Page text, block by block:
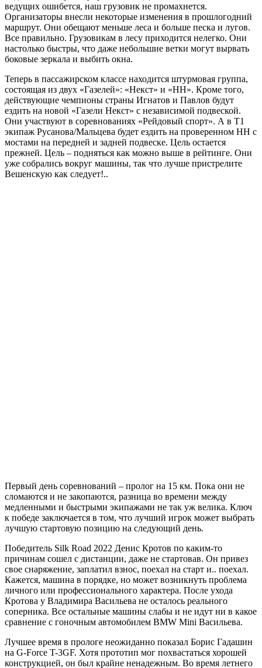
ведущих ошибется, наш грузовик не промахнется.
Организаторы внесли некоторые изменения в прошлогодний
маршрут. Они обещают меньше леса и больше песка и лугов.
Все правильно. Грузовикам в лесу приходится нелегко. Они
настолько быстры, что даже небольшие ветки могут вырвать
боковые зеркала и выбить окна.
Теперь в пассажирском классе находится штурмовая группа,
состоящая из двух «Газелей»: «Некст» и «НН». Кроме того,
действующие чемпионы страны Игнатов и Павлов будут
ездить на новой «Газели Некст» с независимой подвеской.
Они участвуют в соревнованиях «Рейдовый спорт». А в Т1
экипаж Русанова/Мальцева будет ездить на проверенном НН с
мостами на передней и задней подвеске. Цель остается
прежней. Цель – подняться как можно выше в рейтинге. Они
уже собрались вокруг машины, так что лучше пристрелите
Вешенскую как следует!..
Первый день соревнований – пролог на 15 км. Пока они не
сломаются и не закопаются, разница во времени между
медленными и быстрыми экипажами не так уж велика. Ключ
к победе заключается в том, что лучший игрок может выбрать
лучшую стартовую позицию на следующий день.
Победитель Silk Road 2022 Денис Кротов по каким-то
причинам сошел с дистанции, даже не стартовав. Он привез
свое снаряжение, заплатил взнос, поехал на старт и.. поехал.
Кажется, машина в порядке, но может возникнуть проблема
личного или профессионального характера. После ухода
Кротова у Владимира Васильева не осталось реального
соперника. Все остальные машины слабы и не идут ни в какое
сравнение с гоночным автомобилем BMW Mini Васильева.
Лучшее время в прологе неожиданно показал Борис Гадашин
на G-Force T-3GF. Хотя прототип мог похвастаться хорошей
конструкцией, он был крайне ненадежным. Во время летнего